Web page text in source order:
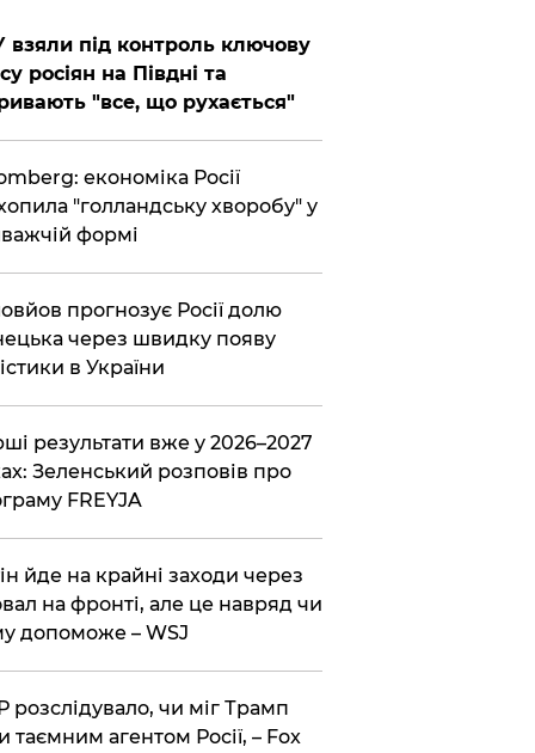
взяли під контроль ключову
росіян на Півдні та
"все, що рухається"
економіка Росії
"голландську хворобу" у
формі
прогнозує Росії долю
через швидку появу
в України
результати вже у 2026–2027
Зеленський розповів про
FREYJA
йде на крайні заходи через
на фронті, але це навряд чи
допоможе – WSJ
розслідувало, чи міг Трамп
таємним агентом Росії, – Fox